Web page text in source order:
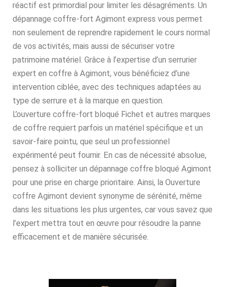
réactif est primordial pour limiter les désagréments. Un
dépannage coffre-fort Agimont express vous permet
non seulement de reprendre rapidement le cours normal
de vos activités, mais aussi de sécuriser votre
patrimoine matériel. Grâce à l’expertise d’un serrurier
expert en coffre à Agimont, vous bénéficiez d’une
intervention ciblée, avec des techniques adaptées au
type de serrure et à la marque en question.
L’ouverture coffre-fort bloqué Fichet et autres marques
de coffre requiert parfois un matériel spécifique et un
savoir-faire pointu, que seul un professionnel
expérimenté peut fournir. En cas de nécessité absolue,
pensez à solliciter un dépannage coffre bloqué Agimont
pour une prise en charge prioritaire. Ainsi, la Ouverture
coffre Agimont devient synonyme de sérénité, même
dans les situations les plus urgentes, car vous savez que
l’expert mettra tout en œuvre pour résoudre la panne
efficacement et de manière sécurisée.